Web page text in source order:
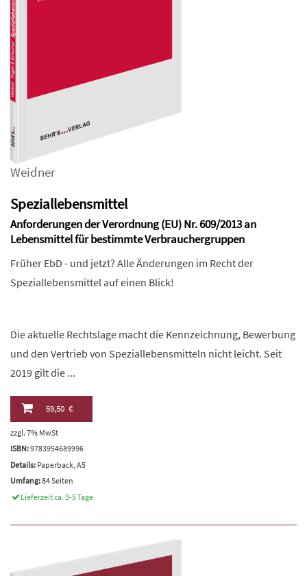
Weidner
Speziallebensmittel
Anforderungen der Verordnung (EU) Nr. 609/2013 an
Lebensmittel für bestimmte Verbrauchergruppen
Früher EbD - und jetzt? Alle Änderungen im Recht der
Speziallebensmittel auf einen Blick!
Die aktuelle Rechtslage macht die Kennzeichnung, Bewerbung
und den Vertrieb von Speziallebensmitteln nicht leicht. Seit
2019 gilt die ...
59,50 €
zzgl. 7% MwSt
ISBN:9783954689996
Details: Paperback, A5
Umfang:84 Seiten
Lieferzeit ca. 3-5 Tage